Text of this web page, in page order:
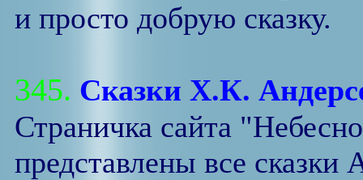
и просто добрую сказку.
345. Сказки Х.К.
Страничка сайта
представлены все сказки